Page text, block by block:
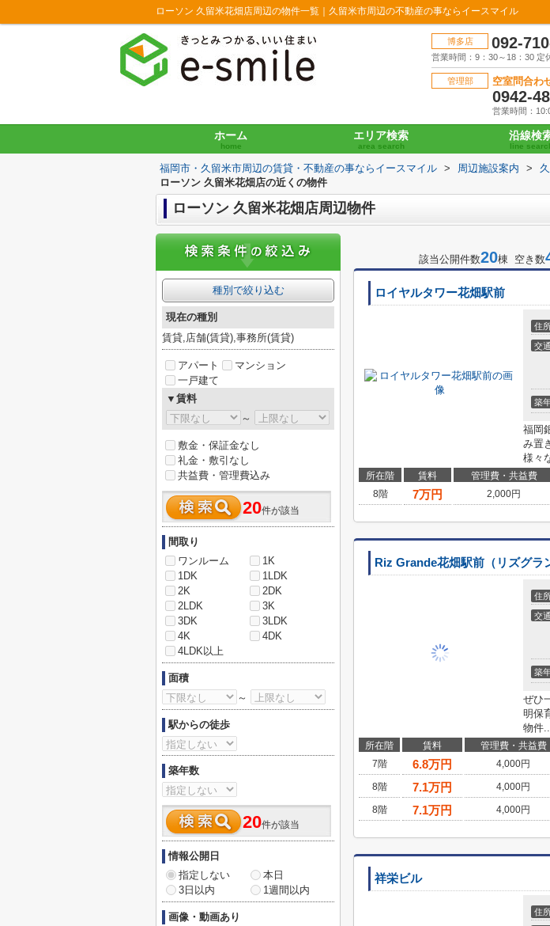
ローソン 久留米花畑店周辺の物件一覧｜久留米市周辺の不動産の事ならイースマイル
博多店 092-
営業時間：9：30～18：30 定
管理部 空室問合わ
0942-
営業時間：
ホーム
home
エリア検索
area search
沿線検
line
福岡市・久留米市周辺の賃貸・不動産の事ならイースマイル > 周辺施設案内 >
ローソン 久留米花畑店の近くの物件
ローソン 久留米花畑店周辺物件
該当公開件数20棟 空き数
ロイヤルタワー花畑駅前
住
交通
築
福岡
み置
様々
所在階 賃料 管理費・共益費
8階
7万円 2,000円
Riz Grande花畑駅前（リズグラ
住
交通
築
ぜひ
明保
物件
所在階 賃料 管理費・共益費
7階
6.8万円 4,000円
8階
7.1万円 4,000円
8階
7.1万円 4,000円
祥栄ビル
住
種別で絞り込む
現在の種別
賃貸,店舗(賃貸),事務所(賃貸)
アパート
マンション
一戸建て
▼賃料
～
敷金・保証金なし
礼金・敷引なし
共益費・管理費込み
20件が該当
間取り
ワンルーム
1K
1DK
1LDK
2K
2DK
2LDK
3K
3DK
3LDK
4K
4DK
4LDK以上
面積
～
駅からの徒歩
築年数
20件が該当
情報公開日
指定しない
本日
3日以内
1週間以内
画像・動画あり